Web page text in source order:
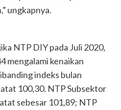
ungkapnya.
NTP DIY pada Juli 2020,
mengalami kenaikan
indeks bulan
100,30. NTP Subsektor
sebesar 101,89; NTP